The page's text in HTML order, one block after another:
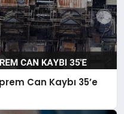
Can Kaybı 35’e